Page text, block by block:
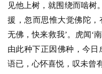
高
僧
访
谈
见他上树，就围绕而啮树
援，忽而思惟大觉佛陀，
无佛，快来救我’。虎闻‘
由此种下正因佛种，今
语已，心怀喜悦，叹未曾有